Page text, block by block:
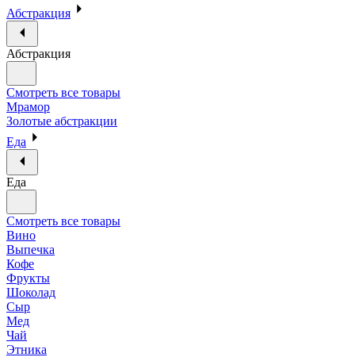
Абстракция
Абстракция
Смотреть все товары
Мрамор
Золотые абстракции
Еда
Еда
Смотреть все товары
Вино
Выпечка
Кофе
Фрукты
Шоколад
Сыр
Мед
Чай
Этника